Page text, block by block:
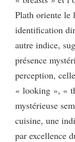
Plath oriente le
identification
autre indice,
présence
perception,
« looking », «
mystérieuse
cuisine, une
par excellence